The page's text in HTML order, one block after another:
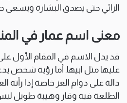
الرائي حتى يصدق البشارة ويسعى
معنى اسم عمار في
قد يدل الاسم في المقام الأول
عليها مثل ابيها. أما رؤية شخص
دالة على دوام العز خاصة إذا رأته
الطلعة فيه وقار وهيبة طويل ليس